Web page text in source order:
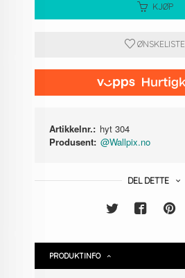
KJØP
ØNSKELISTE
Artikkelnr.: hyt 304
Produsent: @Wallpix.no
DEL DETTE
PRODUKTINFO